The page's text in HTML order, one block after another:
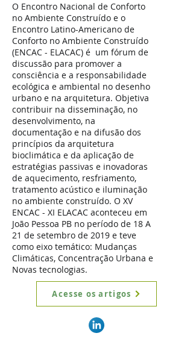
O Encontro Nacional de Conforto
no Ambiente Construído e o
Encontro Latino-Americano de
Conforto no Ambiente Construído
(ENCAC - ELACAC) é um fórum de
discussão para promover a
consciência e a responsabilidade
ecológica e ambiental no desenho
urbano e na arquitetura. Objetiva
contribuir na disseminação, no
desenvolvimento, na
documentação e na difusão dos
princípios da arquitetura
bioclimática e da aplicação de
estratégias passivas e inovadoras
de aquecimento, resfriamento,
tratamento acústico e iluminação
no ambiente construído. O XV
ENCAC - XI ELACAC aconteceu em
João Pessoa PB no período de 18 A
21 de setembro de 2019 e teve
como eixo temático: Mudanças
Climáticas, Concentração Urbana e
Novas tecnologias.
Acesse os artigos